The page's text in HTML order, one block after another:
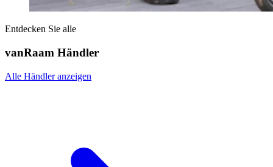
Entdecken Sie alle
vanRaam Händler
Alle Händler anzeigen